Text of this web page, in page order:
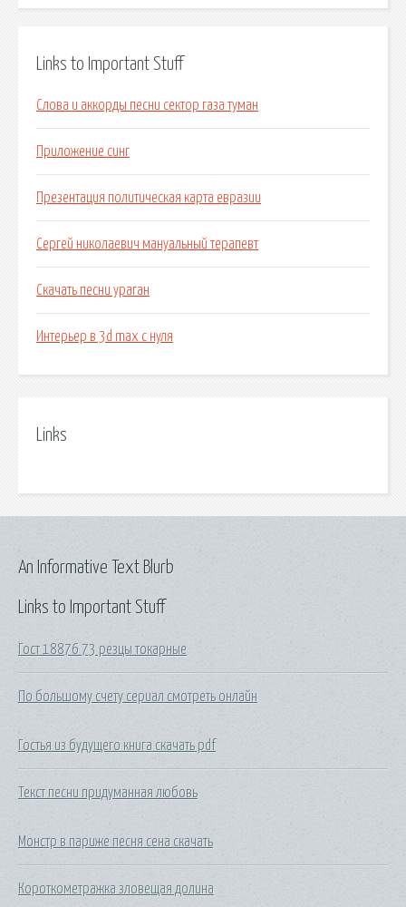
Links to Important Stuff
Слова и аккорды песни сектор газа туман
Приложение синг
Презентация политическая карта евразии
Сергей николаевич мануальный терапевт
Скачать песни ураган
Интерьер в 3d max с нуля
Links
Links to Important Stuff
Гост 18876 73 резцы токарные
По большому счету сериал смотреть онлайн
Гостья из будущего книга скачать pdf
Текст песни придуманная любовь
Монстр в париже песня сена скачать
Короткометражка зловещая долина
An Informative Text Blurb